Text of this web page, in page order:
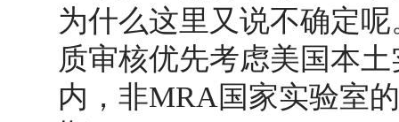
为什么这里又说不确定
质审核优先考虑美国本
内，非MRA国家实验室